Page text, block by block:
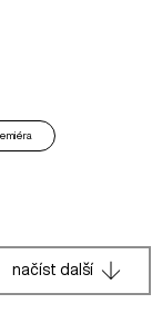
načíst další